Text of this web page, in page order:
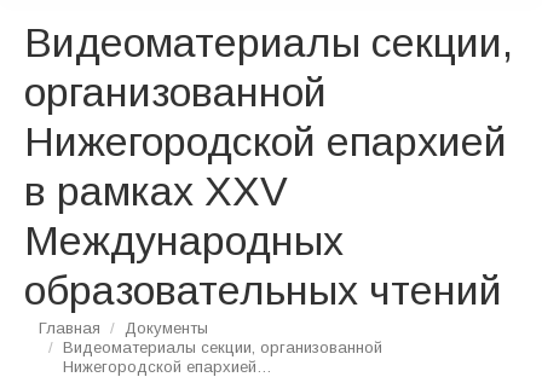
Видеоматериалы секции,
организованной
Нижегородской епархией
в рамках XXV
Международных
образовательных чтений
Вы здесь:
Главная
Документы
Видеоматериалы секции, организованной
Нижегородской епархией…